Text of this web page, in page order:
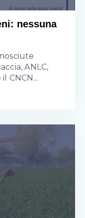
nessuna
ANLC,
CNCN...